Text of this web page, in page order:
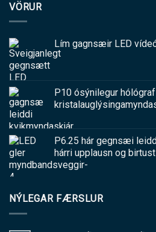
VÖRUR
Lím gagnsæir LED
P10 ósýnilegur
P6.25 hár gegnsæi
hárri upplausn og
NÝLEGAR FÆRSLUR